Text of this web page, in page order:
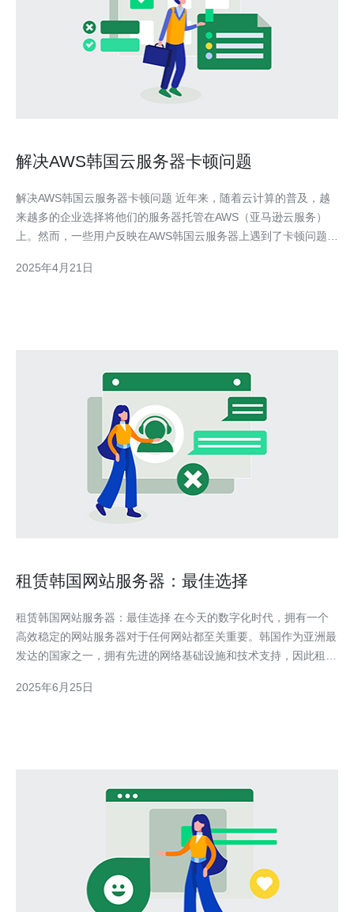
解决AWS韩国云服务器卡顿问题
解决AWS韩国云服务器卡顿问题 近年来，随着云计算的普及，越
来越多的企业选择将他们的服务器托管在AWS（亚马逊云服务）
上。然而，一些用户反映在AWS韩国云服务器上遇到了卡顿问题，
先，网络连接不稳定可能导致数据传输的延迟。其次，服务器资源
2025年4月21日
租赁韩国网站服务器：最佳选择
租赁韩国网站服务器：最佳选择 在今天的数字化时代，拥有一个
高效稳定的网站服务器对于任何网站都至关重要。韩国作为亚洲最
发达的国家之一，拥有先进的网络基础设施和技术支持，因此租赁
网站服务器的优势，以及如何选择最佳的服务器提供商。 韩国的
2025年6月25日